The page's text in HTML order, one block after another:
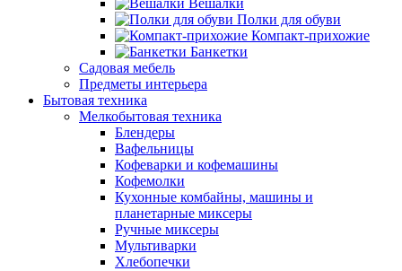
Вешалки
Полки для обуви
Компакт-прихожие
Банкетки
Садовая мебель
Предметы интерьера
Бытовая техника
Мелкобытовая техника
Блендеры
Вафельницы
Кофеварки и кофемашины
Кофемолки
Кухонные комбайны, машины и
планетарные миксеры
Ручные миксеры
Мультиварки
Хлебопечки